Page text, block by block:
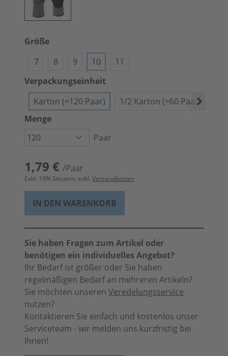
Größe
7
8 9 10
11
Verpackungseinheit
Karton (=120 Paar)
1/2 Karton (=60 Paar)
Menge
Paar
1,79 € /Paar
Exkl. 19% Steuern, exkl. Versandkosten
IN DEN WARENKORB
Sie haben Fragen zum Artikel oder
benötigen ein individuelles Angebot?
Ihr Bedarf ist größer oder Sie haben
regelmäßigen Bedarf an mehreren Artikeln?
Sie möchten unseren Veredelungsservice
nutzen?
Kontaktieren Sie einfach und kostenlos unser
Serviceteam - wir melden uns kurzfristig bei
Ihnen!